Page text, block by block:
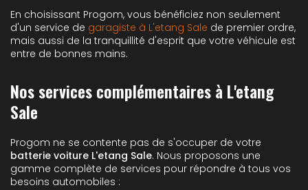
En choisissant Progom, vous bénéficiez non seulement
d'un service de garagiste à L'etang Sale de premier ordre,
mais aussi de la tranquillité d'esprit que votre véhicule est
entre de bonnes mains.
Nos services complémentaires à L'etang
Sale
Progom ne se contente pas de s'occuper de votre
batterie voiture L'etang Sale. Nous proposons une
gamme complète de services pour répondre à tous vos
besoins automobiles :